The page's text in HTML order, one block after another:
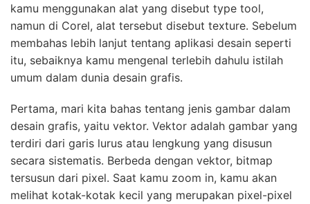
kamu menggunakan alat yang disebut type tool,
namun di Corel, alat tersebut disebut texture. Sebelum
membahas lebih lanjut tentang aplikasi desain seperti
itu, sebaiknya kamu mengenal terlebih dahulu istilah
umum dalam dunia desain grafis.
Pertama, mari kita bahas tentang jenis gambar dalam
desain grafis, yaitu vektor. Vektor adalah gambar yang
terdiri dari garis lurus atau lengkung yang disusun
secara sistematis. Berbeda dengan vektor, bitmap
tersusun dari pixel. Saat kamu zoom in, kamu akan
melihat kotak-kotak kecil yang merupakan pixel-pixel